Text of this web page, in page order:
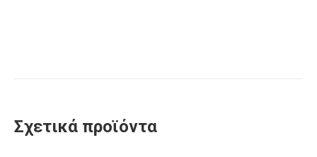
Σχετικά προϊόντα